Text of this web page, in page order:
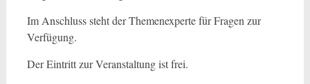
Im Anschluss steht der Themenexperte für Fragen zur
Verfügung.
Der Eintritt zur Veranstaltung ist frei.